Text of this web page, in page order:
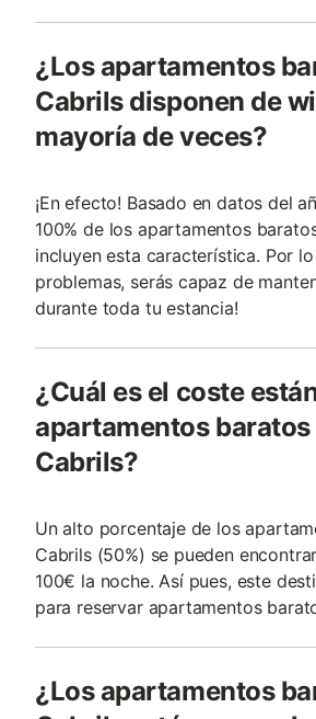
¿Los apartamentos
Cabrils disponen de
mayoría de veces?
¡En efecto! Basado en datos del
100% de los apartamentos
incluyen esta característica. Por
problemas, serás capaz de
durante toda tu estancia!
¿Cuál es el coste
apartamentos baratos
Cabrils?
Un alto porcentaje de los
Cabrils (50%) se pueden
100€ la noche. Así pues, este
para reservar apartamentos
¿Los apartamentos